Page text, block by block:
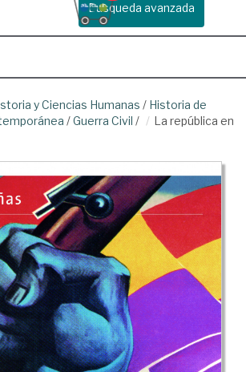
Busqueda avanzada
y Ciencias Humanas / Historia de
/Guerra Civil /
La república en